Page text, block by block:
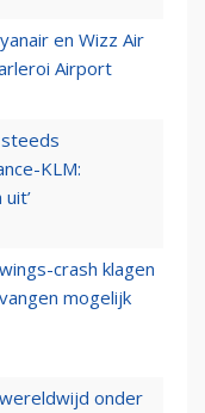
en Wizz Air
Airport
KLM:
crash klagen
mogelijk
onder